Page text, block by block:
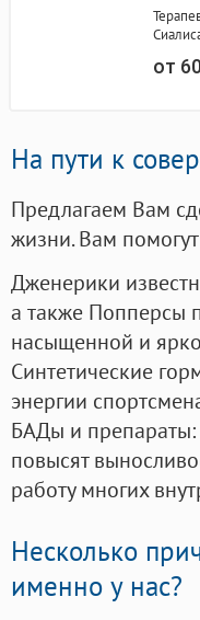
от
На пути к
Предлагаем Вам
жизни. Вам
Дженерики
а также Попперсы
насыщенной и
Синтетические
энергии
БАДы и препараты:
повысят
работу многих
Несколько
именно у нас?